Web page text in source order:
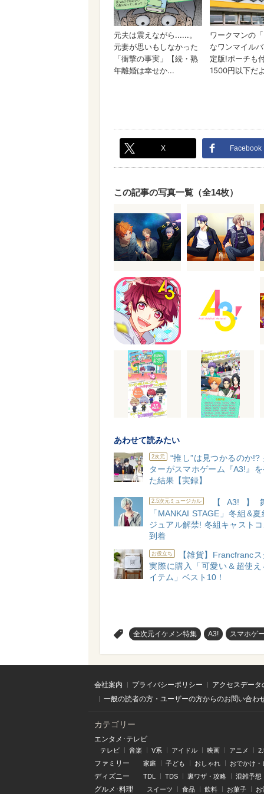
X Facebook
この記事の写真一覧（全14枚）
あわせて読みたい
2次元
“推し”は見つかるのか!?
ターがスマホゲーム『A3!』
た結果【実録】
2.5次元ミュージカル
【A3!】
「MANKAI STAGE」冬組&
ジュアル解禁! 冬組キャスト
到着
お役立ち
【雑貨】Francfranc
実際に購入「可愛い＆超使え
イテム」ベスト10！
全次元イケメン特集 A3! スマホゲ
会社案内 プライバシーポリシー
アクセスデー
一般の読者の方・ユーザーの方からのお問い合わ
カテゴリー
エンタメ･テレビ
テレビ 音楽 V系 アイドル 映画 アニメ
ファミリー 家庭 子ども おしゃれ おでかけ・
ディズニー TDL TDS 裏ワザ・攻略 混雑予想
グルメ･料理 スイーツ 食品 飲料 お菓子 お